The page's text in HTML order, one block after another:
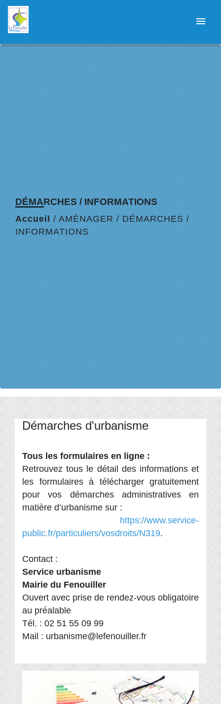
menu
DÉMARCHES / INFORMATIONS
Accueil / AMÉNAGER / DÉMARCHES /
INFORMATIONS
Démarches d'urbanisme
Tous les formulaires en ligne :
Retrouvez tous le détail des informations et
les formulaires à télécharger gratuitement
pour vos démarches administratives en
matière d’urbanisme sur :
https://www.service-
public.fr/particuliers/vosdroits/N319.
Contact :
Service urbanisme
Mairie du Fenouiller
Ouvert avec prise de rendez-vous obligatoire
au préalable
Tél. : 02 51 55 09 99
Mail : urbanisme@lefenouiller.fr